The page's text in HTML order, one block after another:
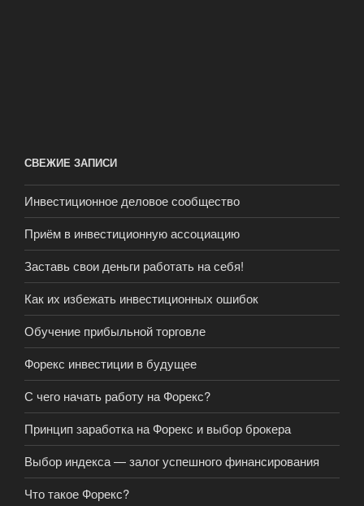
СВЕЖИЕ ЗАПИСИ
Инвестиционное деловое сообщество
Приём в инвестиционную ассоциацию
Заставь свои деньги работать на себя!
Как их избежать инвестиционных ошибок
Обучение прибыльной торговле
Форекс инвестиции в будущее
С чего начать работу на Форекс?
Принцип заработка на Форекс и выбор брокера
Выбор индекса — залог успешного финансирования
Что такое Форекс?